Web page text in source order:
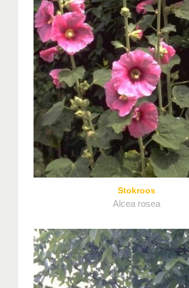
Stokroos
Alcea rosea